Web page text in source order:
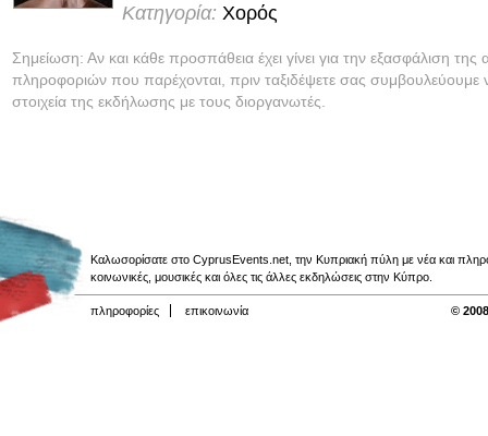
Κατηγορία: Χορός
Σημείωση: Αν και κάθε προσπάθεια έχει γίνει για την εξασφάλιση της
πληροφοριών που παρέχονται, πριν ταξιδέψετε σας συμβουλεύουμε
στοιχεία της εκδήλωσης με τους διοργανωτές.
Καλωσορίσατε στο CyprusEvents.net, την Κυπριακή πύλη με νέα και
κοινωνικές, μουσικές και όλες τις άλλες εκδηλώσεις στην Κύπρο.
πληροφορίες επικοινωνία ©